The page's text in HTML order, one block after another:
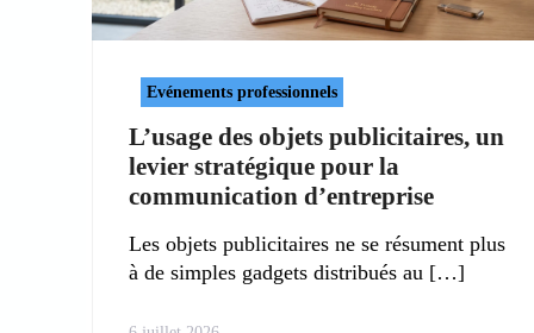
Evénements professionnels
L’usage des objets publicitaires, un
levier stratégique pour la
communication d’entreprise
Les objets publicitaires ne se résument plus
à de simples gadgets distribués au